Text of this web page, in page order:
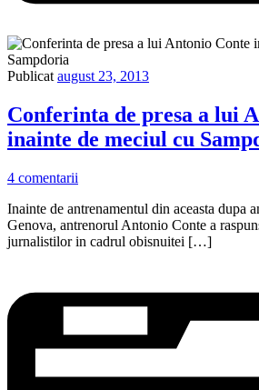
Publicat august 23, 2013
Conferinta de presa a lui
inainte de meciul cu
4 comentarii
Inainte de antrenamentul din aceasta dupa
Genova, antrenorul Antonio Conte a
jurnalistilor in cadrul obisnuitei […]